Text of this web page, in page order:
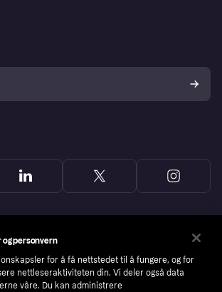
og personvern
for å få nettstedet til å fungere, og for
nettleseraktiviteten din. Vi deler også data
våre. Du kan administrere